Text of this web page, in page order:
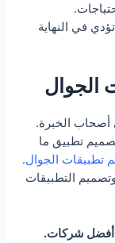
.هذه الأمثلة تظهر كيف يمكن للتطبيقات تلبية احتياجات
في النهاية
الجوال
.لاشك أن كثيرا من المهام تنجح عند توكيلها إلى أصحاب الخبرة
تطبيق ما
تطبيقات الجوال
التطبيقات
.تساعد الشركة في تصميم تطبيق مميز لأنها من أفضل شركات